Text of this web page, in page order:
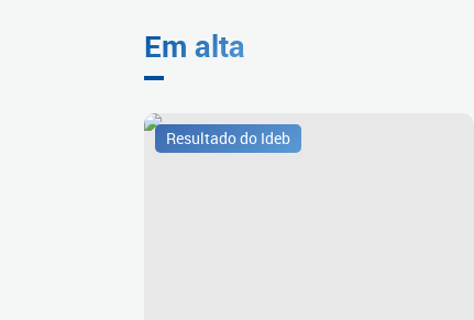
Em alta
Resultado do Ideb